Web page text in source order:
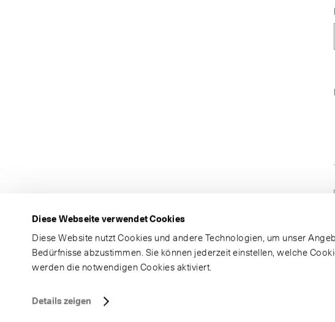
Diese Webseite verwendet Cookies
Diese Website nutzt Cookies und andere Technologien, um unser
Bedürfnisse abzustimmen. Sie können jederzeit einstellen, welche
werden die notwendigen Cookies aktiviert.
Details zeigen